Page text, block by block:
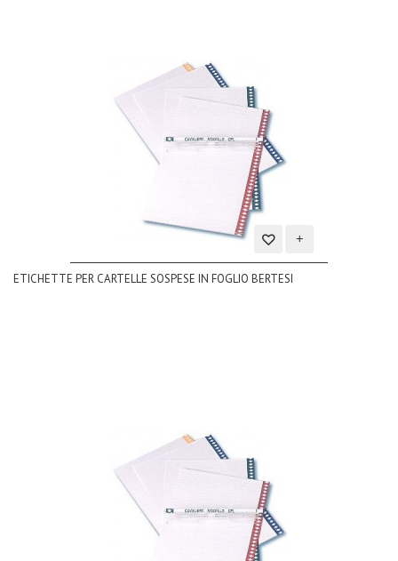
Aggiungi
alla
ETICHETTE PER CARTELLE SOSPESE IN FOGLIO BERTESI